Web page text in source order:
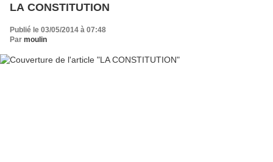
LA CONSTITUTION
Publié le 03/05/2014 à 07:48
Par moulin